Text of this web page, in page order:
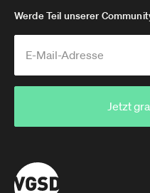
Werde Teil unserer
Jetzt